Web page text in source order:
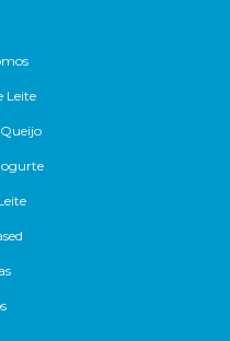
Leite